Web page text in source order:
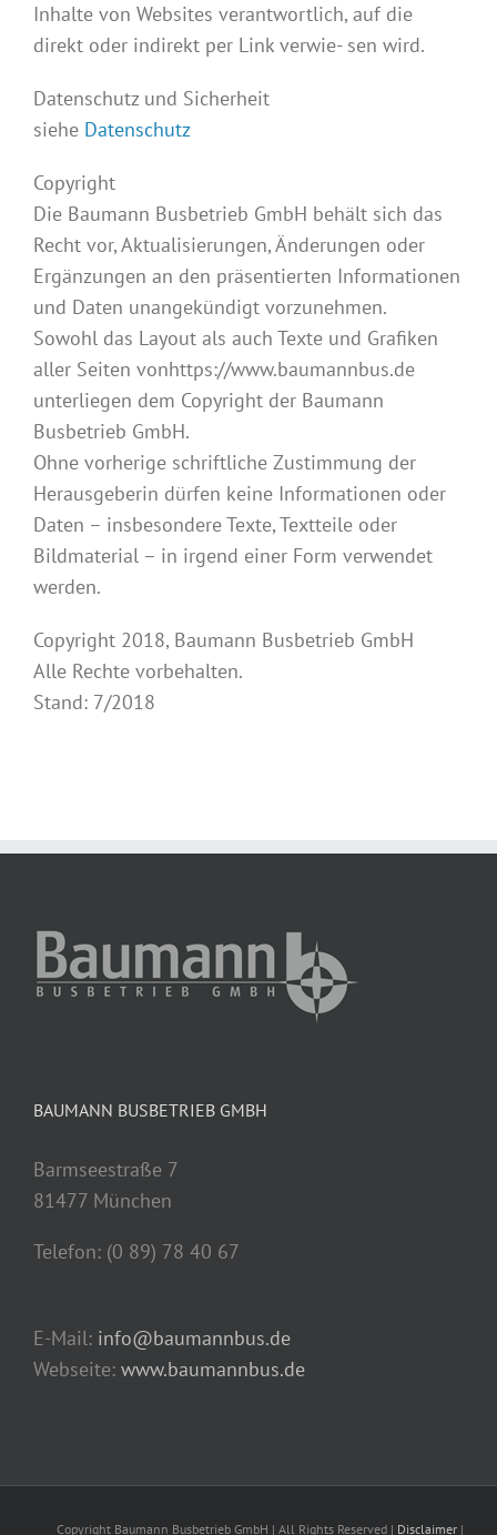
Inhalte von Websites verantwortlich, auf die
direkt oder indirekt per Link verwie- sen wird.
Datenschutz und Sicherheit
siehe Datenschutz
Copyright
Die Baumann Busbetrieb GmbH behält sich das
Recht vor, Aktualisierungen, Änderungen oder
Ergänzungen an den präsentierten Informationen
und Daten unangekündigt vorzunehmen.
Sowohl das Layout als auch Texte und Grafiken
aller Seiten vonhttps://www.baumannbus.de
unterliegen dem Copyright der Baumann
Busbetrieb GmbH.
Ohne vorherige schriftliche Zustimmung der
Herausgeberin dürfen keine Informationen oder
Daten – insbesondere Texte, Textteile oder
Bildmaterial – in irgend einer Form verwendet
werden.
Copyright 2018, Baumann Busbetrieb GmbH
Alle Rechte vorbehalten.
Stand: 7/2018
BAUMANN BUSBETRIEB GMBH
Barmseestraße 7
81477 München
Telefon: (0 89) 78 40 67
E-Mail: info@baumannbus.de
Webseite: www.baumannbus.de
Copyright Baumann Busbetrieb GmbH | All Rights Reserved | Disclaimer |